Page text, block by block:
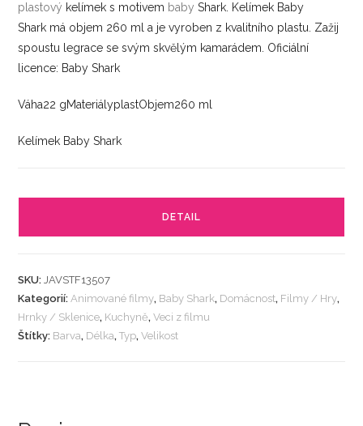
plastový kelímek s motivem baby Shark. Kelímek Baby
Shark má objem 260 ml a je vyroben z kvalitního plastu. Zažij
spoustu legrace se svým skvělým kamarádem. Oficiální
licence: Baby Shark
Váha22 gMateriályplastObjem260 ml
Kelímek Baby Shark
DETAIL
SKU:JAVSTF13507
Kategorií:Animované filmy, Baby Shark, Domácnost, Filmy / Hry,
Hrnky / Sklenice, Kuchyně,Veci z filmu
Štítky: Barva, Délka,Typ,Velikost